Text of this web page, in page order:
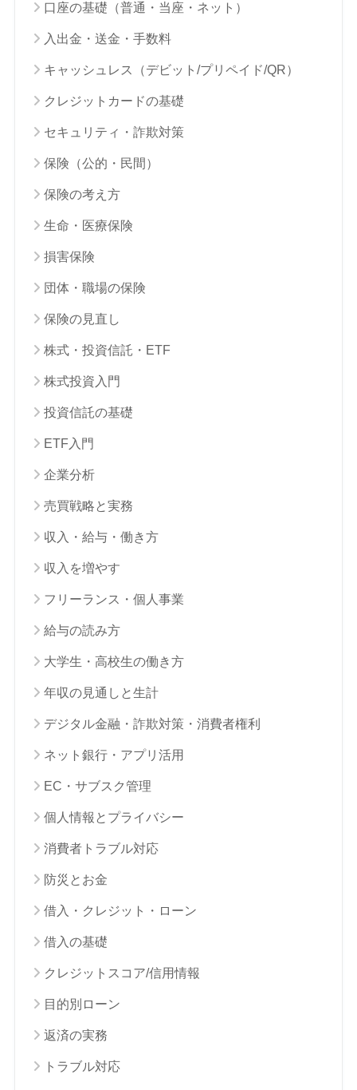
口座の基礎（普通・当座・ネット）
入出金・送金・手数料
キャッシュレス（デビット/プリペイド/QR）
クレジットカードの基礎
セキュリティ・詐欺対策
保険（公的・民間）
保険の考え方
生命・医療保険
損害保険
団体・職場の保険
保険の見直し
株式・投資信託・ETF
株式投資入門
投資信託の基礎
ETF入門
企業分析
売買戦略と実務
収入・給与・働き方
収入を増やす
フリーランス・個人事業
給与の読み方
大学生・高校生の働き方
年収の見通しと生計
デジタル金融・詐欺対策・消費者権利
ネット銀行・アプリ活用
EC・サブスク管理
個人情報とプライバシー
消費者トラブル対応
防災とお金
借入・クレジット・ローン
借入の基礎
クレジットスコア/信用情報
目的別ローン
返済の実務
トラブル対応